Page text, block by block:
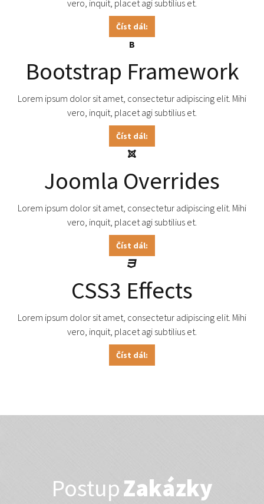
vero, inquit, placet agi subtilius et.
Číst dál:
B
Bootstrap Framework
Lorem ipsum dolor sit amet, consectetur adipiscing elit. Mihi
vero, inquit, placet agi subtilius et.
Číst dál:
Joomla Overrides
Lorem ipsum dolor sit amet, consectetur adipiscing elit. Mihi
vero, inquit, placet agi subtilius et.
Číst dál:
CSS3 Effects
Lorem ipsum dolor sit amet, consectetur adipiscing elit. Mihi
vero, inquit, placet agi subtilius et.
Číst dál:
PostupZakázky